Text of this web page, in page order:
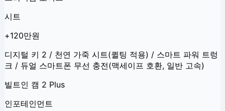
시트
+120만원
디지털 키 2 / 천연 가죽 시트(퀼팅 적용) / 스마트 파워 트렁
크 / 듀얼 스마트폰 무선 충전(맥세이프 호환, 일반 고속)
빌트인 캠 2 Plus
인포테인먼트